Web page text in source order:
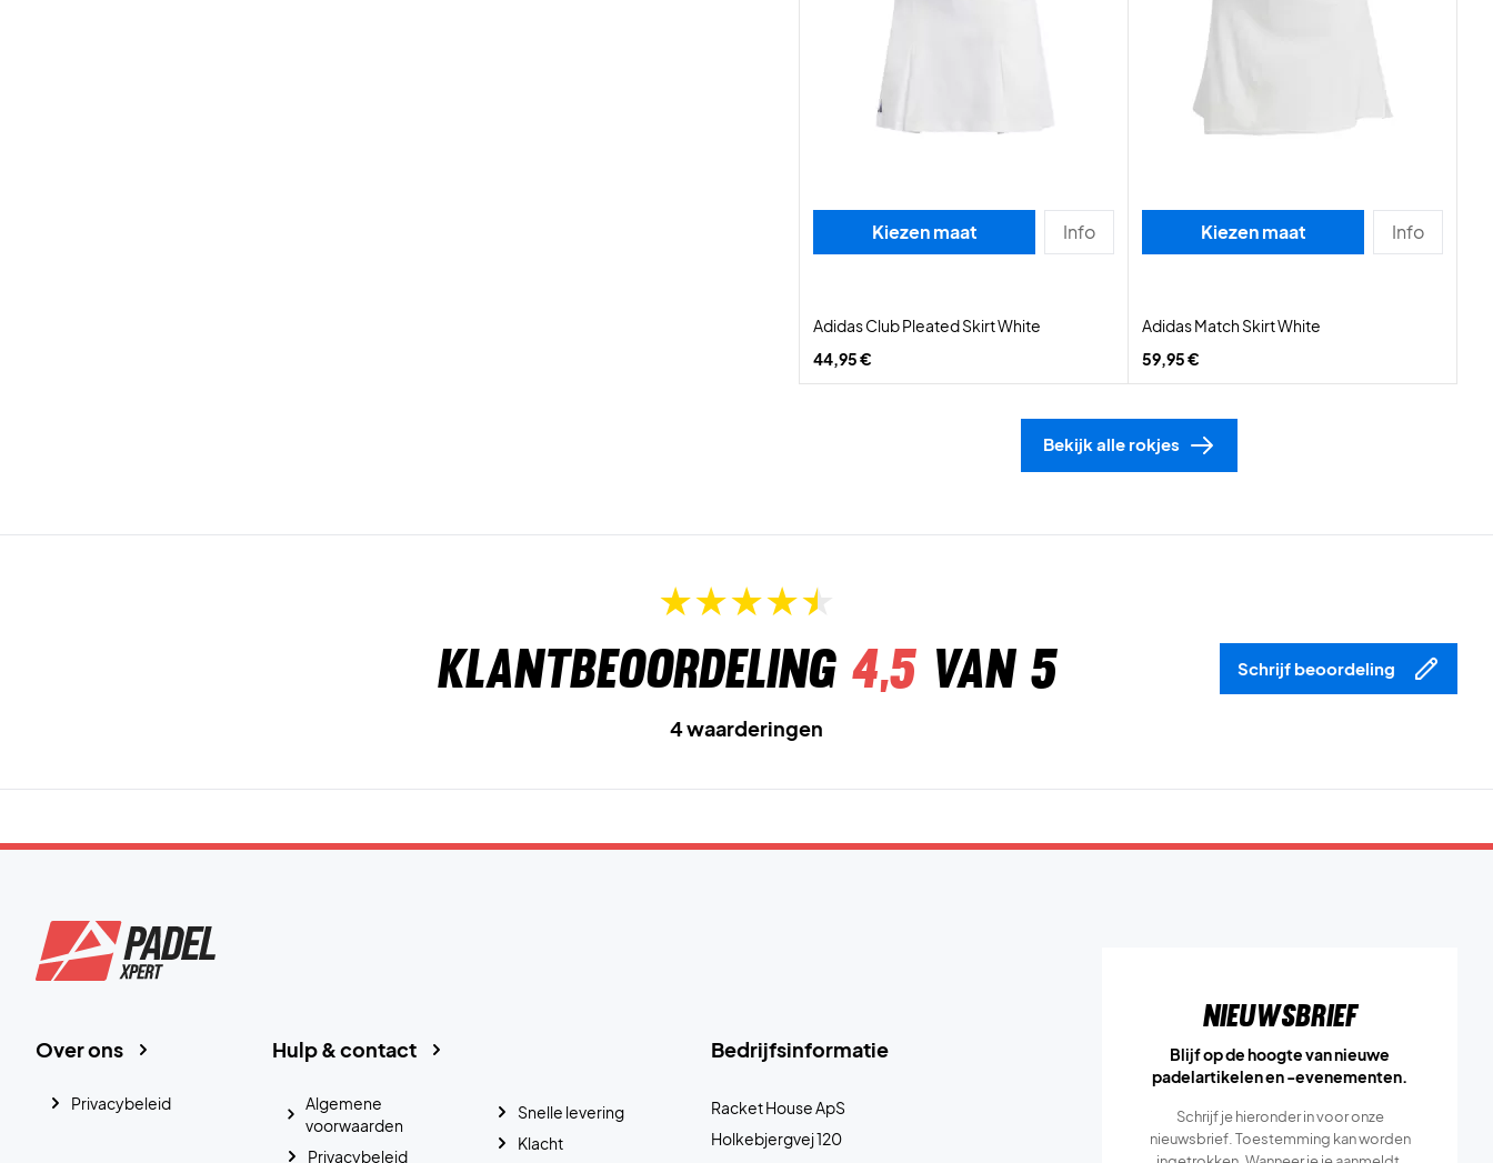
Kiezen maat Info
Adidas Club Pleated Skirt White
44,95 €
Kiezen maat Info
Adidas Match Skirt White
59,95 €
Bekijk alle rokjes
Klantbeoordeling 4,5van 5 Schrijf beoordeling
4 waarderingen
Bedrijfsinformatie
Racket House ApS
Holkebjergvej 120
Hulp & contact
Algemene
voorwaarden
Privacybeleid
Snelle levering
Klacht
Over ons
Privacybeleid
Nieuwsbrief
Blijf op de hoogte van nieuwe
padelartikelen en -evenementen.
Schrijf je hieronder in voor onze
nieuwsbrief. Toestemming kan worden